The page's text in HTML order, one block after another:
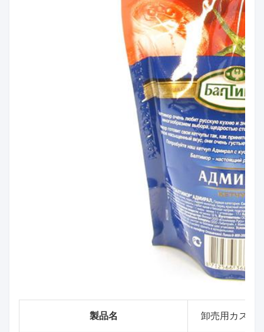
製品名 卸売用カスタ